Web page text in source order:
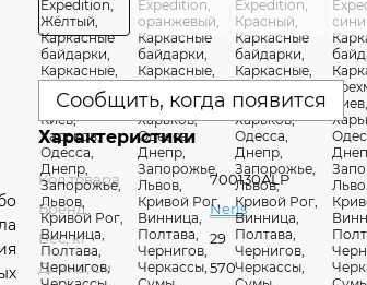
Сообщить, когда появится
Характеристики
Код товара
700130ALP
Бренд
Neris
Вес, кг
29
Длина, см
570